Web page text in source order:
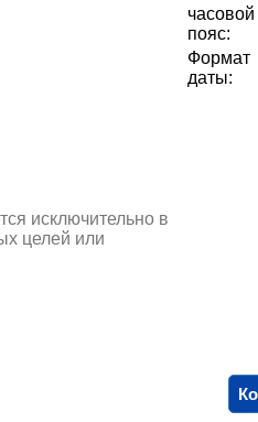
исключительно в
целей или
часовой
пояс:
Формат
даты: